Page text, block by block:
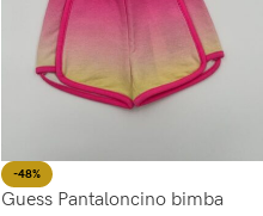
-48%
Guess Pantaloncino bimba